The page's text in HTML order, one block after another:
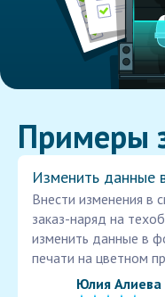
Примеры
Изменить данные
Внести изменения в
заказ-наряд на
изменить данные в
печати на цветном
Юлия Алиева